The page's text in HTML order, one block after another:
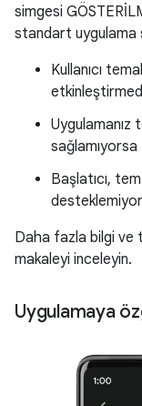
simgesi
standart uygulama
Kullanıcı
Uygulamanız
sağlamıyorsa
Başlatıcı,
Daha fazla bilgi ve
makaleyi inceleyin.
Uygulamaya